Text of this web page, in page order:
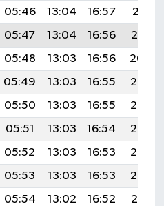
05:46 13:04 16:57
20:11
05:47 13:04 16:56
20:10
05:48 13:03 16:56
20:09
05:49 13:03 16:55
20:07
05:50 13:03 16:55
20:06
05:51 13:03 16:54
20:05
05:52 13:03 16:53
20:03
05:53 13:03 16:53
20:02
05:54 13:02 16:52
20:01